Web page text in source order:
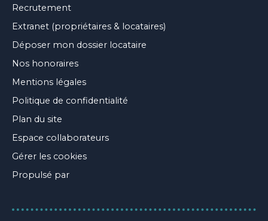
Recrutement
Extranet (propriétaires & locataires)
Déposer mon dossier locataire
Nos honoraires
Mentions légales
Politique de confidentialité
Plan du site
Espace collaborateurs
Gérer les cookies
Propulsé par